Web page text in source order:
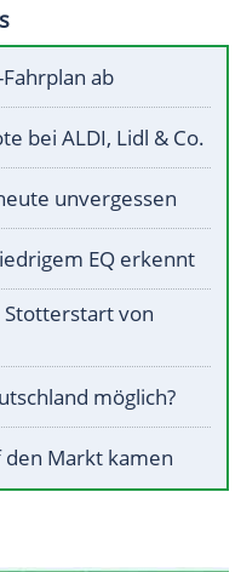
ab
bei ALDI, Lidl & Co.
unvergessen
EQ erkennt
Stotterstart von
möglich?
den Markt kamen